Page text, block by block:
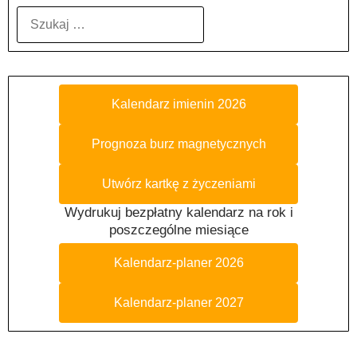
Kalendarz imienin 2026
Prognoza burz magnetycznych
Utwórz kartkę z życzeniami
Wydrukuj bezpłatny kalendarz na rok i
poszczególne miesiące
Kalendarz-planer 2026
Kalendarz-planer 2027